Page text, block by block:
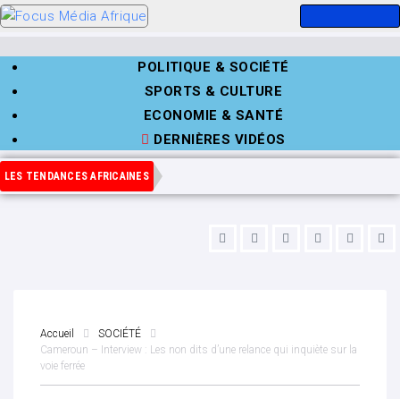
POLITIQUE & SOCIÉTÉ
SPORTS & CULTURE
ECONOMIE & SANTÉ
DERNIÈRES VIDÉOS
LES TENDANCES AFRICAINES
Accueil
SOCIÉTÉ
Cameroun – Interview : Les non dits d’une relance qui inquiète sur la
voie ferrée